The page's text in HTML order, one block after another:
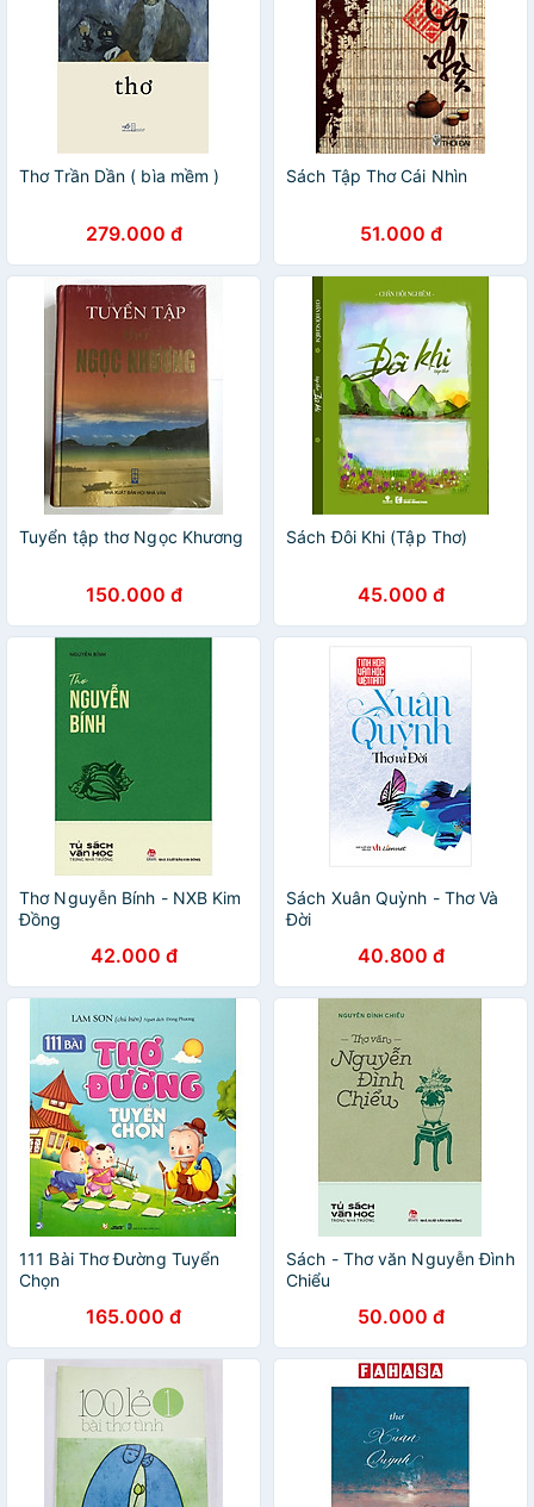
Thơ Trần Dần ( bìa mềm )
279.000 đ
Sách Tập Thơ Cái Nhìn
51.000 đ
Tuyển tập thơ Ngọc Khương
150.000 đ
Sách Đôi Khi (Tập Thơ)
45.000 đ
Thơ Nguyễn Bính - NXB Kim
Đồng
42.000 đ
Sách Xuân Quỳnh - Thơ Và
Đời
40.800 đ
111 Bài Thơ Đường Tuyển
Chọn
165.000 đ
Sách - Thơ văn Nguyễn Đình
Chiểu
50.000 đ